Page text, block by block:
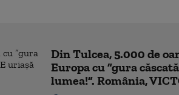
Din Tulcea, 5.000 de
Europa cu ”gura
lumea!”. România,